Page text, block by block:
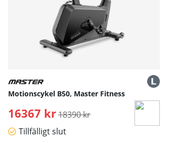
Motionscykel B50, Master Fitness
16367 kr Ordinarie pris:
18390 kr
Tillfälligt slut